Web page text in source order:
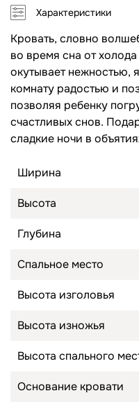
Характеристики
Кровать, словно
во время сна от
окутывает нежностью,
комнату радостью и
позволяя ребенку
счастливых снов.
сладкие ночи в
Ширина
Высота
Глубина
Спальное место
Высота изголовья
Высота изножья
Высота спального
Основание кровати
Топперы для диванов
Спальные гарнитуры
Комоды
Прикроватные тумбы
Туалетные столики
Пуфы
Товары для сна
Подушки
Топперы